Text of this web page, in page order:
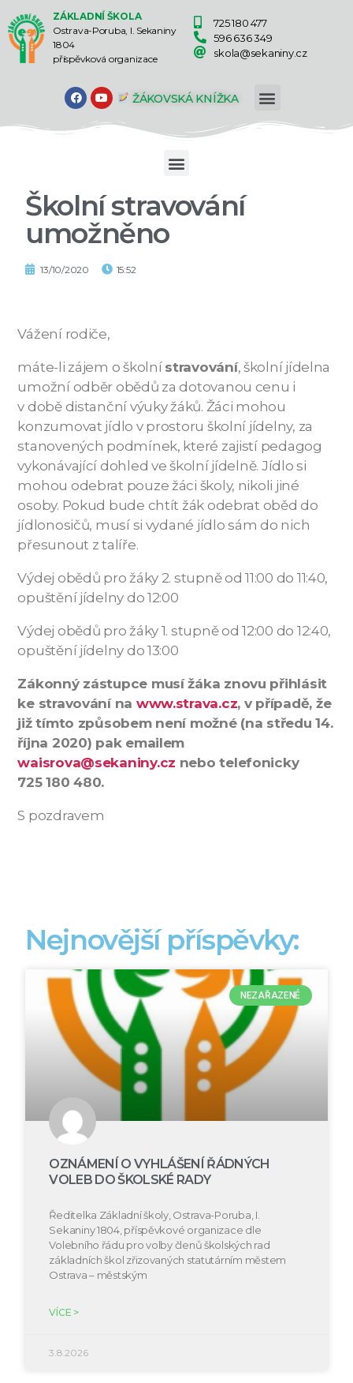
ZÁKLADNÍ ŠKOLA
Ostrava-Poruba, I. Sekaniny
1804
příspěvková organizace
725 180 477
596 636 349
skola@sekaniny.cz
ŽÁKOVSKÁ KNÍŽKA
Školní stravování
umožněno
13/10/2020 15:52
Vážení rodiče,
máte-li zájem o školní stravování, školní jídelna
umožní odběr obědů za dotovanou cenu i
v době distanční výuky žáků. Žáci mohou
konzumovat jídlo v prostoru školní jídelny, za
stanovených podmínek, které zajistí pedagog
vykonávající dohled ve školní jídelně. Jídlo si
mohou odebrat pouze žáci školy, nikoli jiné
osoby. Pokud bude chtít žák odebrat oběd do
jídlonosičů, musí si vydané jídlo sám do nich
přesunout z talíře.
Výdej obědů pro žáky 2. stupně od 11:00 do 11:40,
opuštění jídelny do 12:00
Výdej obědů pro žáky 1. stupně od 12:00 do 12:40,
opuštění jídelny do 13:00
Zákonný zástupce musí žáka znovu přihlásit
ke stravování na www.strava.cz, v případě, že
již tímto způsobem není možné (na středu 14.
října 2020) pak emailem
waisrova@sekaniny.cz nebo telefonicky
725 180 480.
S pozdravem
Nejnovější příspěvky:
NEZAŘAZENÉ
OZNÁMENÍ O VYHLÁŠENÍ ŘÁDNÝCH
VOLEB DO ŠKOLSKÉ RADY
Ředitelka Základní školy, Ostrava-Poruba, I.
Sekaniny 1804, příspěvkové organizace dle
Volebního řádu pro volby členů školských rad
základních škol zřizovaných statutárním městem
Ostrava – městským
VÍCE >
3.8.2026